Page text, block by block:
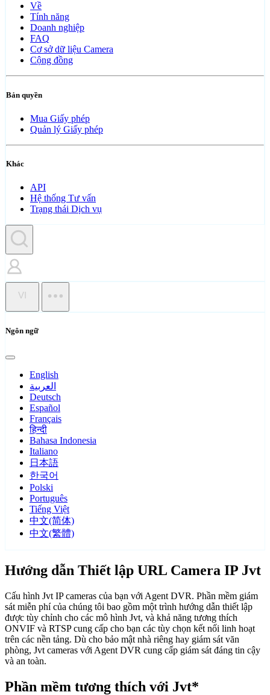
Về
Tính năng
Doanh nghiệp
FAQ
Cơ sở dữ liệu Camera
Cộng đồng
Bản quyền
Mua Giấy phép
Quản lý Giấy phép
Khác
API
Hệ thống Tư vấn
Trạng thái Dịch vụ
VI
Ngôn ngữ
English
العربية
Deutsch
Español
Français
हिन्दी
Bahasa Indonesia
Italiano
日本語
한국어
Polski
Português
Tiếng Việt
中文(简体)
中文(繁體)
Hướng dẫn Thiết lập URL Camera IP Jvt
Cấu hình Jvt IP cameras của bạn với Agent DVR. Phần mềm giám
sát miễn phí của chúng tôi bao gồm một trình hướng dẫn thiết lập
được tùy chỉnh cho các mô hình Jvt, và khả năng tương thích
ONVIF và RTSP cung cấp cho bạn các tùy chọn kết nối linh hoạt
trên các nền tảng. Dù cho bảo mật nhà riêng hay giám sát văn
phòng, Jvt cameras với Agent DVR cung cấp giám sát đáng tin cậy
và an toàn.
Phần mềm tương thích với Jvt*